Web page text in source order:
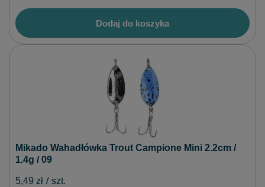
Dodaj do koszyka
Mikado Wahadłówka Trout Campione Mini 2.2cm /
1.4g / 09
5,49 zł / szt.